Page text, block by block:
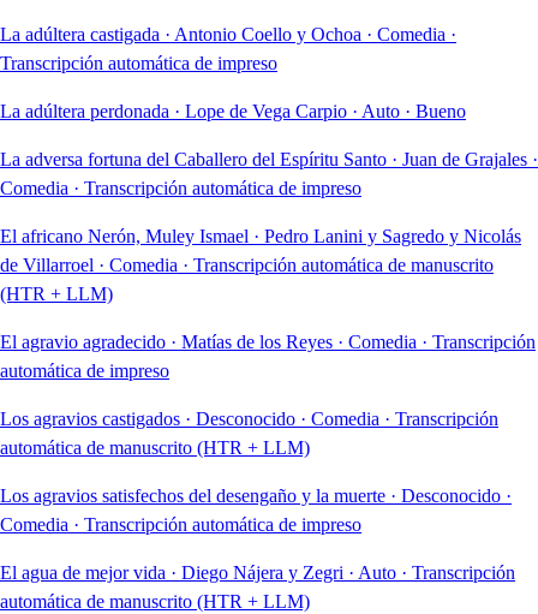
La adúltera castigada · Antonio Coello y Ochoa · Comedia ·
Transcripción automática de impreso
La adúltera perdonada · Lope de Vega Carpio · Auto · Bueno
La adversa fortuna del Caballero del Espíritu Santo · Juan de Grajales ·
Comedia · Transcripción automática de impreso
El africano Nerón, Muley Ismael · Pedro Lanini y Sagredo y Nicolás
de Villarroel · Comedia · Transcripción automática de manuscrito
(HTR + LLM)
El agravio agradecido · Matías de los Reyes · Comedia · Transcripción
automática de impreso
Los agravios castigados · Desconocido · Comedia · Transcripción
automática de manuscrito (HTR + LLM)
Los agravios satisfechos del desengaño y la muerte · Desconocido ·
Comedia · Transcripción automática de impreso
El agua de mejor vida · Diego Nájera y Zegri · Auto · Transcripción
automática de manuscrito (HTR + LLM)